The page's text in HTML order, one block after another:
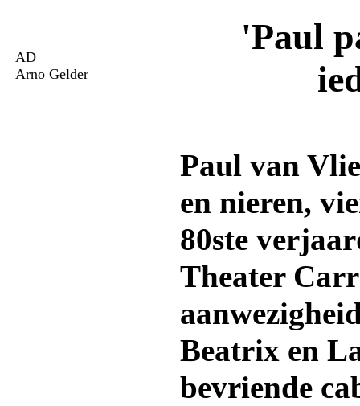
AD
Arno Gelder
'Paul
Paul van
en nieren,
80ste
Theater
Beatrix en
bevriende